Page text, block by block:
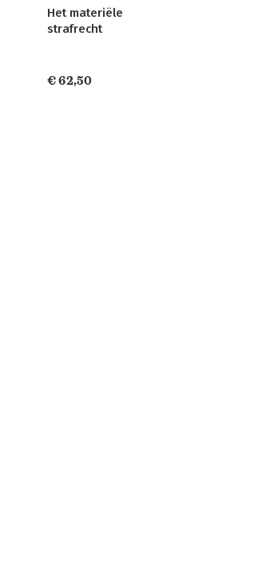
Het materiële
strafrecht
€ 62,50